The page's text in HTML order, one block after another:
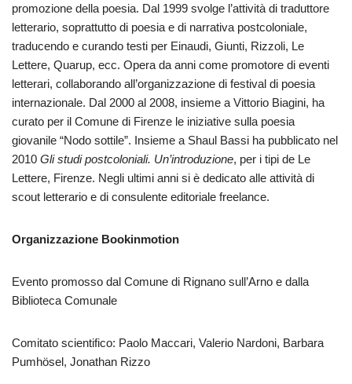
promozione della poesia. Dal 1999 svolge l’attività di traduttore
letterario, soprattutto di poesia e di narrativa postcoloniale,
traducendo e curando testi per Einaudi, Giunti, Rizzoli, Le
Lettere, Quarup, ecc. Opera da anni come promotore di eventi
letterari, collaborando all’organizzazione di festival di poesia
internazionale. Dal 2000 al 2008, insieme a Vittorio Biagini, ha
curato per il Comune di Firenze le iniziative sulla poesia
giovanile “Nodo sottile”. Insieme a Shaul Bassi ha pubblicato nel
2010 Gli studi postcoloniali. Un’introduzione, per i tipi de Le
Lettere, Firenze. Negli ultimi anni si è dedicato alle attività di
scout letterario e di consulente editoriale freelance.
Organizzazione Bookinmotion
Evento promosso dal Comune di Rignano sull’Arno e dalla
Biblioteca Comunale
Comitato scientifico: Paolo Maccari, Valerio Nardoni, Barbara
Pumhösel, Jonathan Rizzo